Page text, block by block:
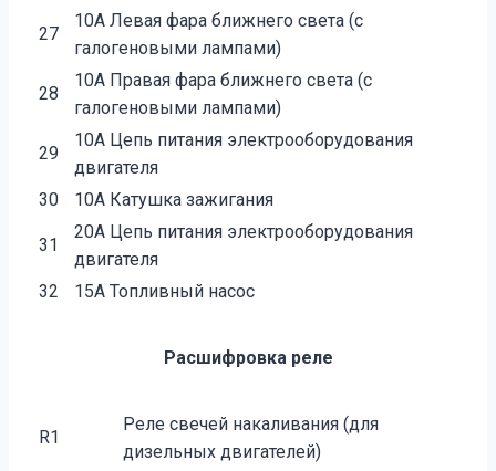
27
10А Левая фара ближнего света (с
галогеновыми лампами)
28
10А Правая фара ближнего света (с
галогеновыми лампами)
29
10А Цепь питания электрооборудования
двигателя
30
10А Катушка зажигания
31
20А Цепь питания электрооборудования
двигателя
32
15А Топливный насос
Расшифровка реле
R1
Реле свечей накаливания (для
дизельных двигателей)